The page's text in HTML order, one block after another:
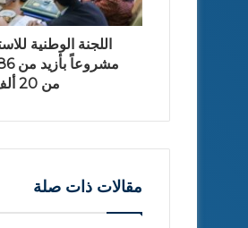
من 20 ألف منصب شغل
مقالات ذات صلة